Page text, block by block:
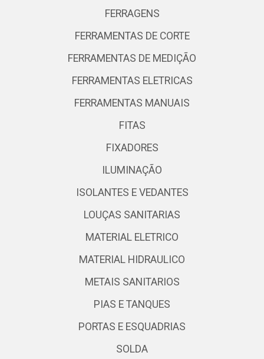
FERRAGENS
FERRAMENTAS DE CORTE
FERRAMENTAS DE MEDIÇÃO
FERRAMENTAS ELETRICAS
FERRAMENTAS MANUAIS
FITAS
FIXADORES
ILUMINAÇÃO
ISOLANTES E VEDANTES
LOUÇAS SANITARIAS
MATERIAL ELETRICO
MATERIAL HIDRAULICO
METAIS SANITARIOS
PIAS E TANQUES
PORTAS E ESQUADRIAS
SOLDA